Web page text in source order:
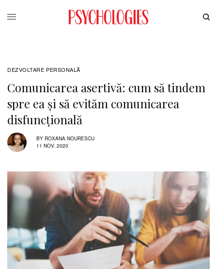
DEZVOLTARE PERSONALĂ
Comunicarea asertivă: cum să tindem
spre ea și să evităm comunicarea
disfuncțională
BY ROXANA NOURESCU
11 NOV. 2020